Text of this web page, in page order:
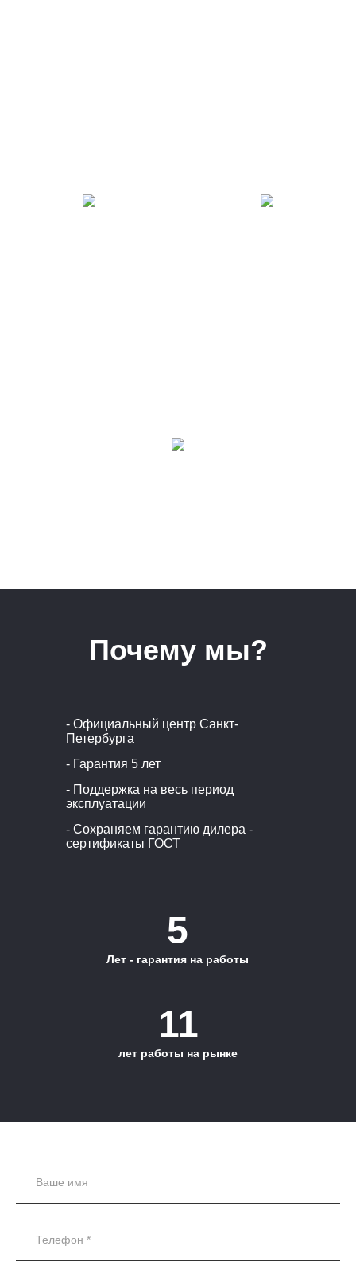
11
лет работы на рынке
5
Лет - гарантия на работы
- Официальный центр Санкт-
Петербурга
- Гарантия 5 лет
- Поддержка на весь период
эксплуатации
- Сохраняем гарантию дилера -
сертификаты ГОСТ
Почему мы?